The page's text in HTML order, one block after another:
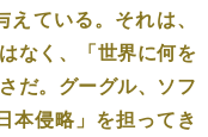
ている。それは、
なく、「世界に何を
だ。グーグル、ソフ
本侵略」を担ってき